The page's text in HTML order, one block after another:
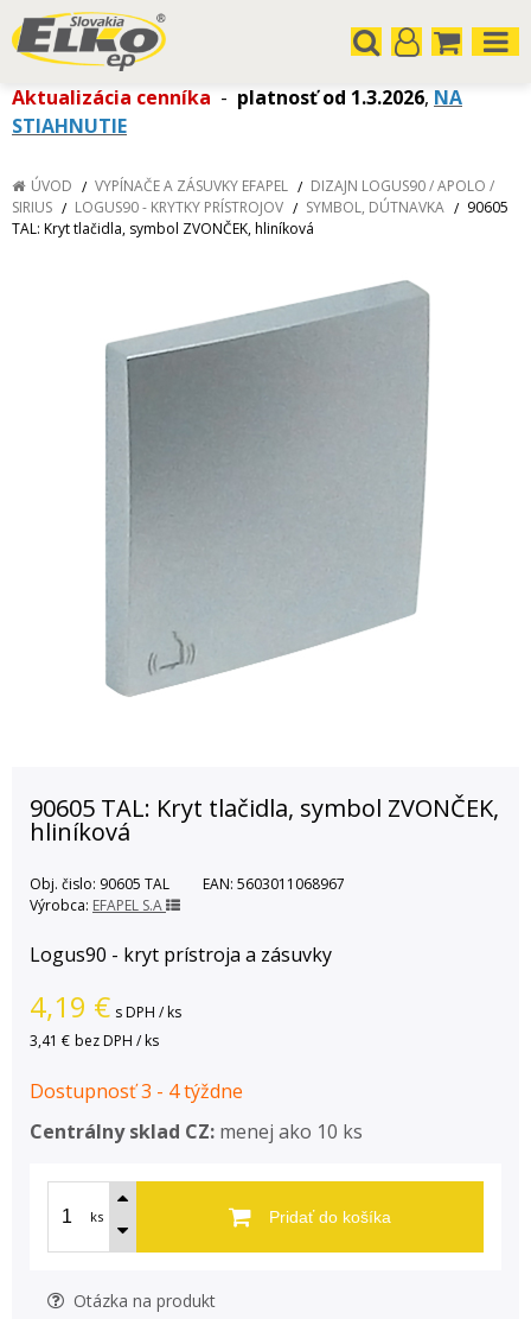
Aktualizácia cenníka - platnosť od 1.3.2026, NA
STIAHNUTIE
ÚVOD VYPÍNAČE A ZÁSUVKY EFAPEL
DIZAJN LOGUS90 / APOLO /
SIRIUS
LOGUS90 - KRYTKY PRÍSTROJOV SYMBOL, DÚTNAVKA
90605
TAL: Kryt tlačidla, symbol ZVONČEK, hliníková
90605 TAL: Kryt tlačidla, symbol ZVONČEK,
hliníková
Obj. čislo: 90605 TAL EAN: 5603011068967
Výrobca: EFAPEL S.A
Logus90 - kryt prístroja a zásuvky
4,19 € s DPH / ks
3,41 € bez DPH / ks
Dostupnosť 3 - 4 týždne
Centrálny sklad CZ: menej ako 10 ks
ks Pridať do košíka
Otázka na produkt